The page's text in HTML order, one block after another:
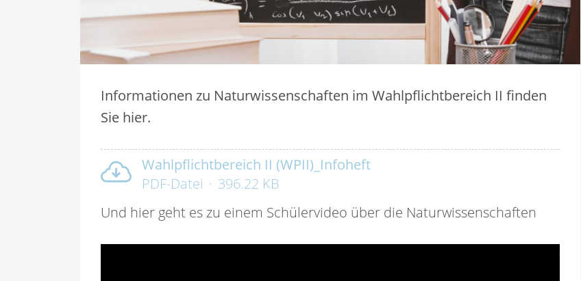
Informationen zu Naturwissenschaften im Wahlpflichtbereich II finden
Sie hier.
Wahlpflichtbereich II (WPII)_Infoheft
PDF-Datei
396.22 KB
Und hier geht es zu einem Schülervideo über die Naturwissenschaften